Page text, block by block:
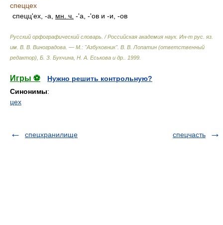
спеццех
спецц'ех, -а, мн. ч. -'а, -'ов и -и, -ов
Русский орфографический словарь. / Российская академия наук. Ин-т рус. яз.
им. В. В. Виноградова. — М.: "Азбуковник". В. В. Лопатин (ответственный
редактор), Б. З. Букчина, Н. А. Еськова и др.
1999
Игры ⚽
Нужно решить контрольную?
Синонимы:
цех
спецхранилище спецчасть